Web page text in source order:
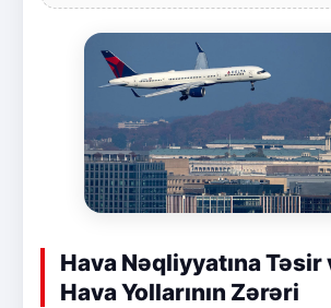
Hava Nəqliyyatına Təsir
Hava Yollarının Zərəri